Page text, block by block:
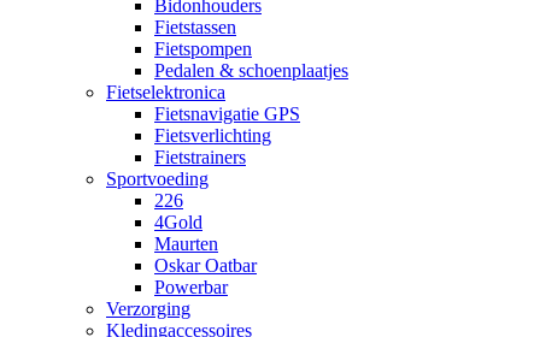
Bidonhouders
Fietstassen
Fietspompen
Pedalen & schoenplaatjes
Fietselektronica
Fietsnavigatie GPS
Fietsverlichting
Fietstrainers
Sportvoeding
226
4Gold
Maurten
Oskar Oatbar
Powerbar
Verzorging
Kledingaccessoires